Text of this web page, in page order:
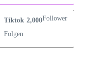
Tiktok 2,000Follower
Folgen